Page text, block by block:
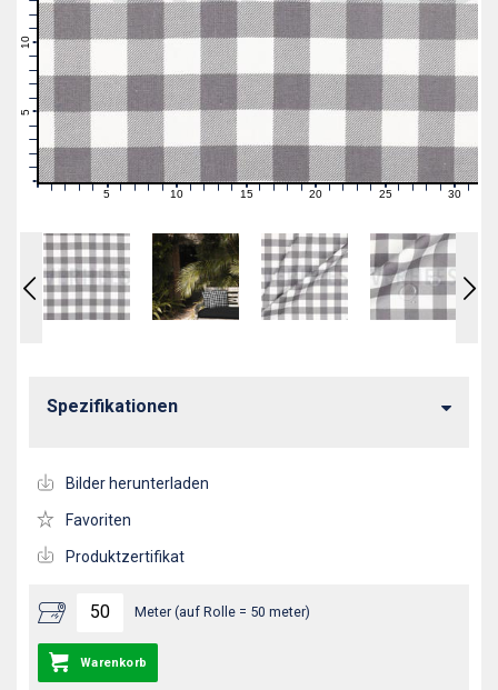
0
1
2
5
6
7
11
12
13
0 1 2 3 4 5 6 7 891011121314151617181920212223242526272829 30 31
Meter (auf Rolle = 50 meter)
Warenkorb
Spezifikationen
Bilder herunterladen
Favoriten
Produktzertifikat